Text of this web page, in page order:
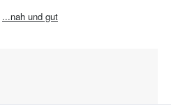
...nah und gut